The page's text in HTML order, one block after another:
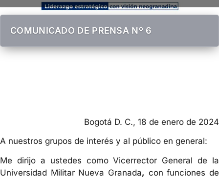
COMUNICADO DE PRENSA Nº 6
Bogotá D. C., 18 de enero de 2024
A nuestros grupos de interés y al público en general:
Me dirijo a ustedes como Vicerrector General de la
Universidad Militar Nueva Granada, con funciones de